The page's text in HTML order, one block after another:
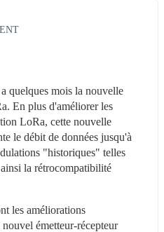
quelques mois la nouvelle
En plus d'améliorer les
LoRa, cette nouvelle
le débit de données jusqu'à
"historiques" telles
la rétrocompatibilité
les améliorations
émetteur-récepteur